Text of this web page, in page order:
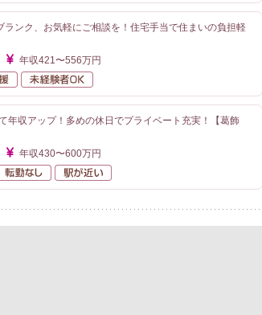
ンク、お気軽にご相談を！住宅手当で住まいの負担軽
年収421〜556万円
上
住宅手当・支援
年収アップ！多めの休日でプライベート充実！【葛飾
年収430〜600万円
間休日120日以上
転勤なし